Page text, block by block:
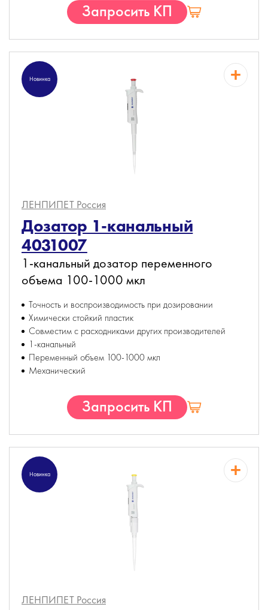
Запросить КП
Новинка
ЛЕНПИПЕТ Россия
Дозатор 1-канальный
4031007
1-канальный дозатор переменного
объема 100-1000 мкл
Точность и воспроизводимость при дозировании
Химически стойкий пластик
Совместим с расходниками других производителей
1-канальный
Переменный объем 100-1000 мкл
Механический
Запросить КП
Новинка
ЛЕНПИПЕТ Россия